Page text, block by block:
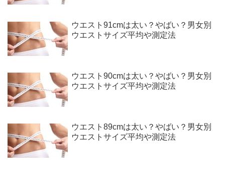
ウエスト91cmは太い？やばい？男女別
ウエストサイズ平均や測定法
ウエスト90cmは太い？やばい？男女別
ウエストサイズ平均や測定法
ウエスト89cmは太い？やばい？男女別
ウエストサイズ平均や測定法